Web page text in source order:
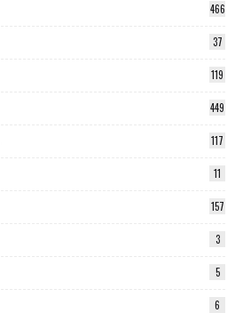
466
37
119
449
117
11
157
3
5
6